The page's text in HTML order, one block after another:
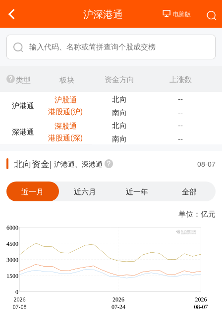
沪深港通
类型 板块
沪港通
沪股通
港股通(沪)
深港通
深股通
港股通(深)
资金方向
上涨数
北向
--
南向
--
北向
--
南向
--
北向资金| 沪港通、深港通 08-07
近一月 近六月 近一年 全部
单位：亿元